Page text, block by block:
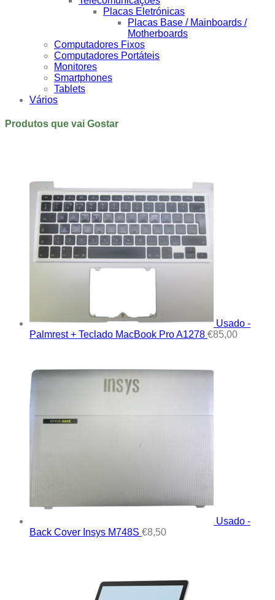
Placas Eletrónicas
Placas Base / Mainboards /
Motherboards
Computadores Fixos
Computadores Portáteis
Monitores
Smartphones
Tablets
Vários
Produtos que vai Gostar
Usado -
Palmrest + Teclado MacBook Pro A1278 €85,00
Usado -
Back Cover Insys M748S €8,50